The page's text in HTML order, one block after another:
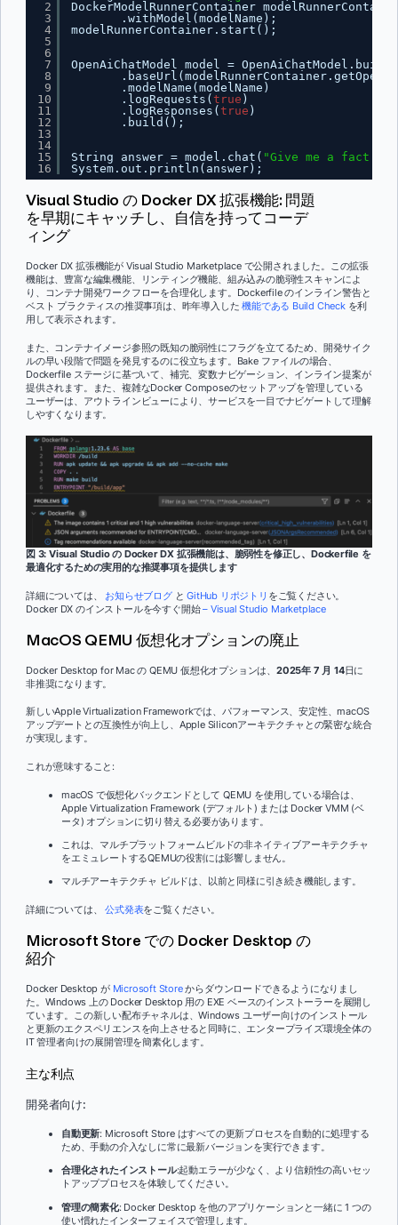
2
3
4
5
6
7
8
9
10
11
12
13
14
15
16
DockerModelRunnerContainer
.withModel(modelName);
modelRunnerContainer.start();
OpenAiChatModel model =
.modelName(modelName)
.logRequests( true )
.logResponses( true )
.build();
String answer = model.chat( "Give me a fact
System.out.println(answer);
Visual Studio の Docker DX 拡張機能: 問題
を早期にキャッチし、自信を持ってコーデ
ィング
Docker DX 拡張機能が Visual Studio Marketplace で公開されました。この拡張
機能は、豊富な編集機能、リンティング機能、組み込みの脆弱性スキャンによ
り、コンテナ開発ワークフローを合理化します。Dockerfile のインライン警告と
ベスト プラクティスの推奨事項は、昨年導入した機能である Build Checkを利
用して表示されます。
また、コンテナイメージ参照の既知の脆弱性にフラグを立てるため、開発サイク
ルの早い段階で問題を発見するのに役立ちます。Bake ファイルの場合、
Dockerfile ステージに基づいて、補完、変数ナビゲーション、インライン提案が
提供されます。また、複雑なDocker Composeのセットアップを管理している
ユーザーは、アウトラインビューにより、サービスを一目でナビゲートして理解
しやすくなります。
図 3: Visual Studio の Docker DX 拡張機能は、脆弱性を修正し、Dockerfile を
最適化するための実用的な推奨事項を提供します
詳細については、 お知らせブログとGitHub リポジトリ をご覧ください。
Docker DX のインストールを今すぐ開始– Visual Studio Marketplace
MacOS QEMU 仮想化オプションの廃止
Docker Desktop for Mac の QEMU 仮想化オプションは、 2025年 7 月 14日に
非推奨になります。
新しいApple Virtualization Frameworkでは、パフォーマンス、安定性、macOS
アップデートとの互換性が向上し、Apple Siliconアーキテクチャとの緊密な統合
が実現します。
これが意味すること:
macOS で仮想化バックエンドとして QEMU を使用している場合は、
Apple Virtualization Framework (デフォルト) または Docker VMM (ベ
ータ) オプションに切り替える必要があります。
これは、マルチプラットフォームビルドの非ネイティブアーキテクチャ
をエミュレートするQEMUの役割には影響しません。
マルチアーキテクチャ ビルドは、以前と同様に引き続き機能します。
詳細については、公式発表をご覧ください。
Microsoft Store での Docker Desktop の
紹介
Docker Desktop が Microsoft Storeからダウンロードできるようになりまし
た。Windows 上の Docker Desktop 用の EXE ベースのインストーラーを展開し
ています。この新しい配布チャネルは、Windows ユーザー向けのインストール
と更新のエクスペリエンスを向上させると同時に、エンタープライズ環境全体の
IT 管理者向けの展開管理を簡素化します。
主な利点
開発者向け:
自動更新: Microsoft Store はすべての更新プロセスを自動的に処理する
ため、手動の介入なしに常に最新バージョンを実行できます。
合理化されたインストール:起動エラーが少なく、より信頼性の高いセッ
トアッププロセスを体験してください。
管理の簡素化: Docker Desktop を他のアプリケーションと一緒に 1 つの
使い慣れたインターフェイスで管理します。